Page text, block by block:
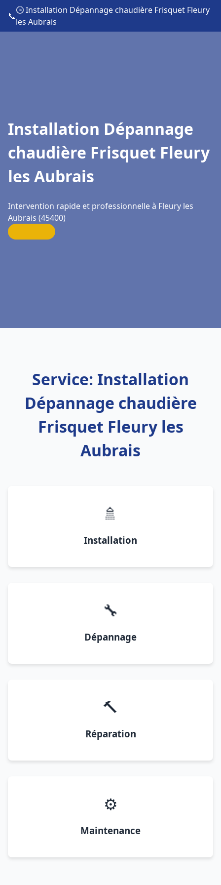
📞
🕒 Installation Dépannage chaudière Frisquet Fleury
les Aubrais
Installation Dépannage
chaudière Frisquet Fleury
les Aubrais
Intervention rapide et professionnelle à Fleury les
Aubrais (45400)
Service: Installation
Dépannage chaudière
Frisquet Fleury les
Aubrais
🚿
Installation
🔧
Dépannage
🔨
Réparation
⚙️
Maintenance